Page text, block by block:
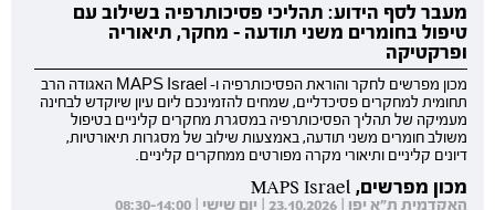
מעבר לסף הידוע: תהליכי פסיכותרפיה בשילוב עם
טיפול בחומרים משני תודעה - מחקר, תיאוריה
ופרקטיקה
מכון מפרשים לחקר והוראת הפסיכותרפיה ו- MAPS Israel האגודה הרב
תחומית למחקרים פסיכדליים, שמחים להזמינכם ליום עיון שיוקדש לבחינה
מעמיקה של תהליך הפסיכותרפיה במסגרת מחקרים קליניים בטיפול
משולב חומרים משני תודעה, באמצעות שילוב של מסגרות תיאורטיות,
דיונים קליניים ותיאורי מקרה מפורטים ממחקרים קליניים.
מכון מפרשים, MAPS Israel
האקדמית ת"א יפו | 23.10.2026 | יום שישי | 08:30-14:00